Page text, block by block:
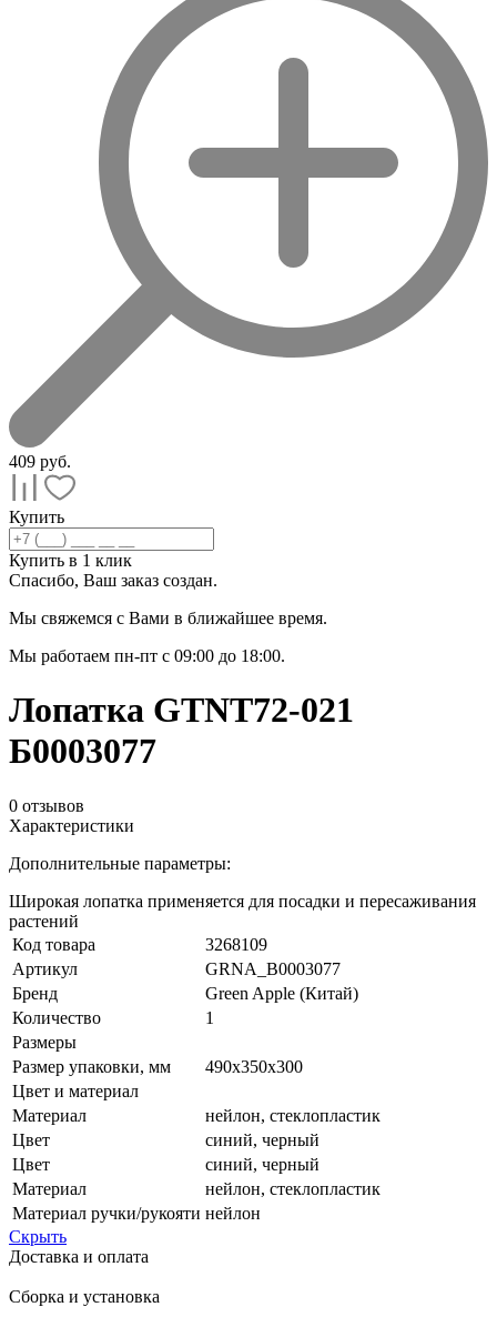
409 руб.
Купить
Купить в 1 клик
Спасибо, Ваш заказ создан.
Мы свяжемся с Вами в ближайшее время.
Мы работаем пн-пт с 09:00 до 18:00.
Лопатка GTNT72-021
Б0003077
0 отзывов
Характеристики
Дополнительные параметры:
Широкая лопатка применяется для посадки и пересаживания
растений
Код товара
3268109
Артикул
GRNA_B0003077
Бренд
Green Apple (Китай)
Количество
1
Размеры
Размер упаковки, мм
490x350x300
Цвет и материал
Материал
нейлон, стеклопластик
Цвет
синий, черный
Цвет
синий, черный
Материал
нейлон, стеклопластик
Материал ручки/рукояти нейлон
Скрыть
Доставка и оплата
Сборка и установка